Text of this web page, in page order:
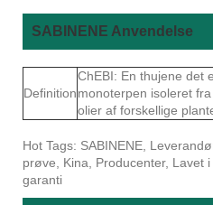
SABINENE Anvendelse
Definition
ChEBI: En thujene det
monoterpen isoleret
olier af forskellige
Hot Tags: SABINENE,
prøve, Kina, Producenter, Lavet
garanti